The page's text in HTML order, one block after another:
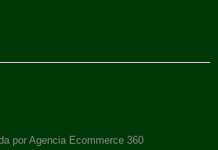
por Agencia Ecommerce 360